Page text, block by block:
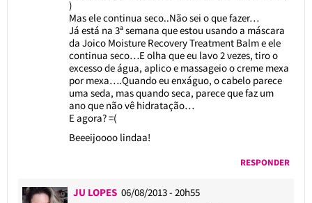
)
Mas ele continua seco..Não sei o que fazer…
Já está na 3ª semana que estou usando a máscara
da Joico Moisture Recovery Treatment Balm e ele
continua seco…E olha que eu lavo 2 vezes, tiro o
excesso de água, aplico e massageio o creme mexa
por mexa….Quando eu enxáguo, o cabelo parece
uma seda, mas quando seca, parece que faz um
ano que não vê hidratação…
E agora? =(
Beeeijoooo lindaa!
RESPONDER
JU LOPES 06/08/2013 - 20h55